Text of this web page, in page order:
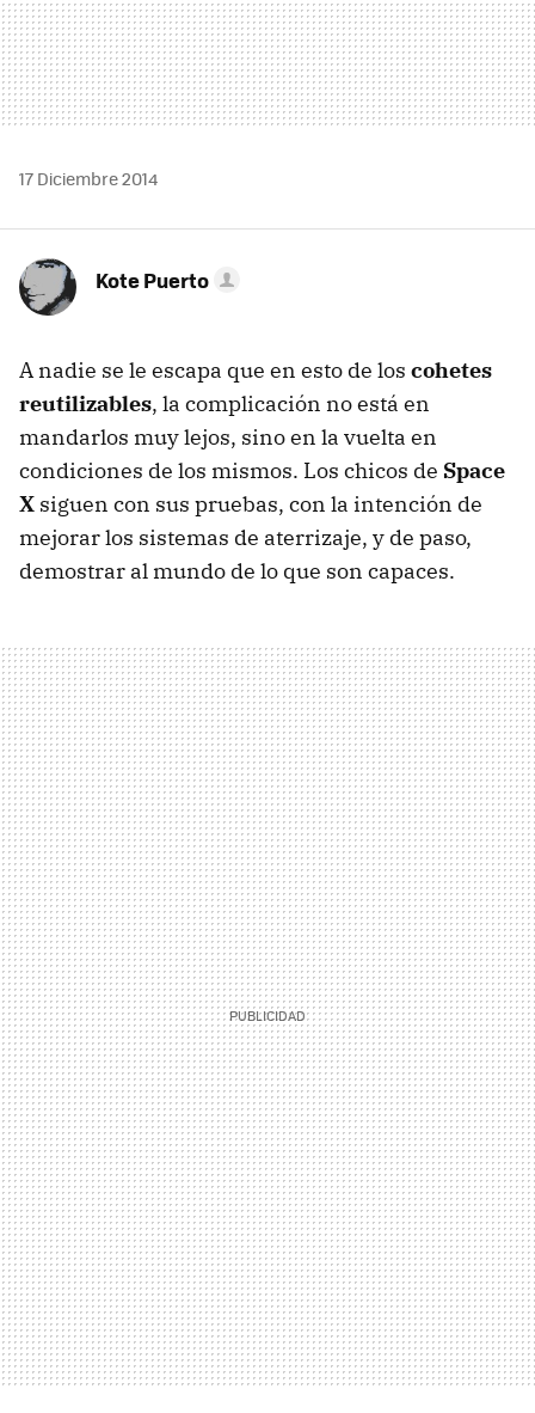
17 Diciembre 2014
Kote Puerto
A nadie se le escapa que en esto de los cohetes
reutilizables, la complicación no está en
mandarlos muy lejos, sino en la vuelta en
condiciones de los mismos. Los chicos de Space
X siguen con sus pruebas, con la intención de
mejorar los sistemas de aterrizaje, y de paso,
demostrar al mundo de lo que son capaces.